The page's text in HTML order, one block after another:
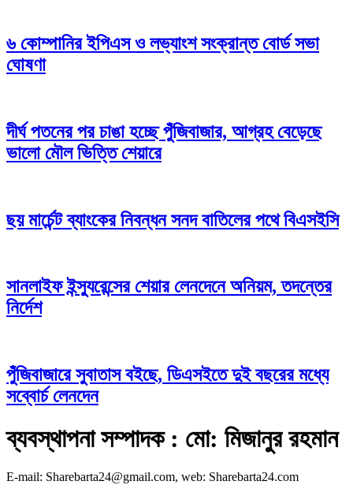
৬ কোম্পানির ইপিএস ও লভ্যাংশ সংক্রান্ত বোর্ড সভা
ঘোষণা
দীর্ঘ পতনের পর চাঙা হচ্ছে পুঁজিবাজার, আগ্রহ বেড়েছে
ভালো মৌল ভিত্তি শেয়ারে
ছয় মার্চেন্ট ব্যাংকের নিবন্ধন সনদ বাতিলের পথে বিএসইসি
সানলাইফ ইন্স্যুরেন্সের শেয়ার লেনদেনে অনিয়ম, তদন্তের
নির্দেশ
পুঁজিবাজারে সুবাতাস বইছে, ডিএসইতে দুই বছরের মধ্যে
সব্বোর্চ লেনদেন
ব্যবস্থাপনা সম্পাদক : মো: মিজানুর রহমান
E-mail: Sharebarta24@gmail.com, web: Sharebarta24.com